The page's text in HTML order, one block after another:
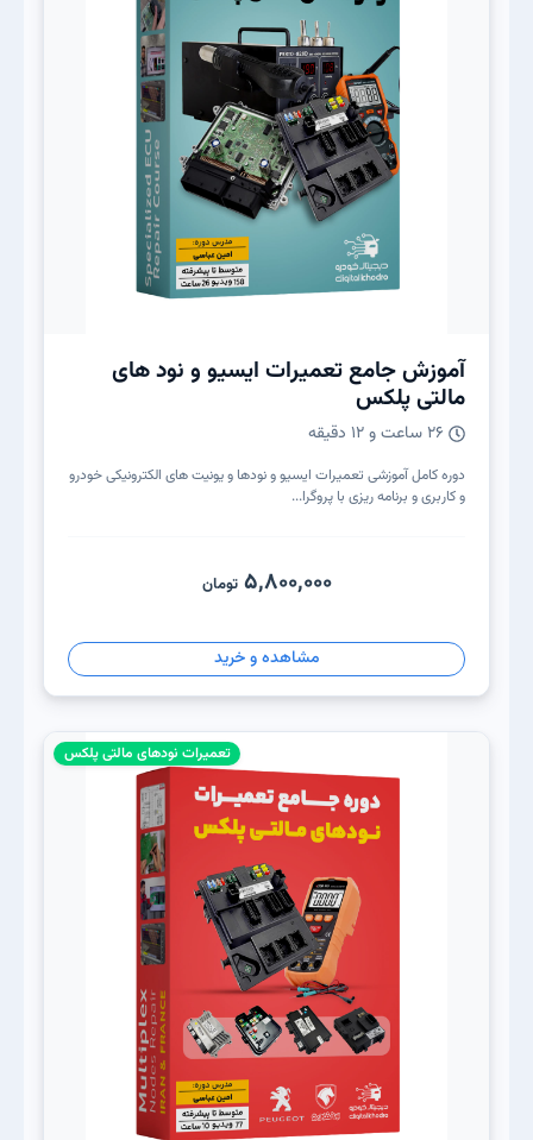
آموزش جامع تعمیرات ایسیو و نود های
مالتی پلکس
۲۶ ساعت و ۱۲ دقیقه
دوره کامل آموزشی تعمیرات ایسیو و نودها و یونیت های الکترونیکی خودرو
و کاربری و برنامه ریزی با پروگرا...
5,800,000 تومان
مشاهده و خرید
تعمیرات نودهای مالتی پلکس